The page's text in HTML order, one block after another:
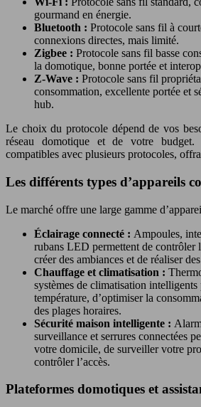
gourmand en énergie.
Bluetooth : Protocole sans fil à
connexions directes, mais limité.
Zigbee : Protocole sans fil basse
la domotique, bonne portée et
Z-Wave : Protocole sans fil
consommation, excellente portée et
hub.
Le choix du protocole dépend de vos
réseau domotique et de votre budget.
compatibles avec plusieurs protocoles,
Les différents types d’appareils
Le marché offre une large gamme
Éclairage connecté : Ampoules,
rubans LED permettent de contrôler
créer des ambiances et de réaliser
Chauffage et climatisation :
systèmes de climatisation
température, d’optimiser la
des plages horaires.
Sécurité maison intelligente :
surveillance et serrures connectées
votre domicile, de surveiller votre
contrôler l’accès.
Plateformes domotiques et